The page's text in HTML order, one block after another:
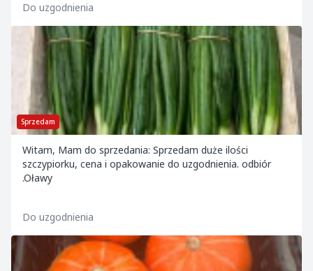
Do uzgodnienia
Sprzedam
Witam, Mam do sprzedania: Sprzedam duże ilości
szczypiorku, cena i opakowanie do uzgodnienia. odbiór
.Oławy
Do uzgodnienia